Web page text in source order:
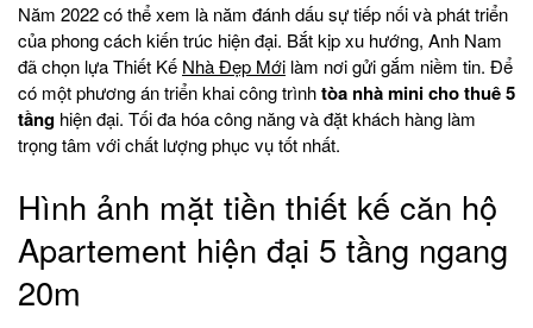
Năm 2022 có thể xem là năm đánh dấu sự tiếp nối và phát triển
của phong cách kiến trúc hiện đại. Bắt kịp xu hướng, Anh Nam
đã chọn lựa Thiết Kế Nhà Đẹp Mới làm nơi gửi gắm niềm tin. Để
có một phương án triển khai công trìnhtòa nhà mini cho thuê 5
tầng hiện đại. Tối đa hóa công năng và đặt khách hàng làm
trọng tâm với chất lượng phục vụ tốt nhất.
Hình ảnh mặt tiền thiết kế căn hộ
Apartement hiện đại 5 tầng ngang
20m